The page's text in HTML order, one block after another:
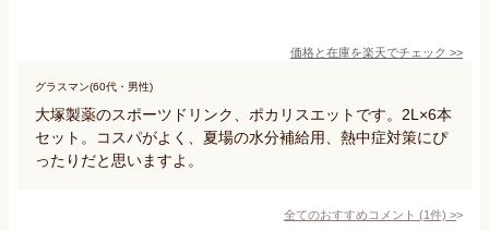
価格と在庫を楽天でチェック >>
グラスマン(60代・男性)
大塚製薬のスポーツドリンク、ポカリスエットです。2L×6本
セット。コスパがよく、夏場の水分補給用、熱中症対策にぴ
ったりだと思いますよ。
全てのおすすめコメント (1件) >